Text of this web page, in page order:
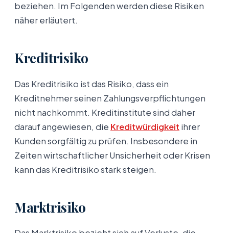
beziehen. Im Folgenden werden diese Risiken
näher erläutert.
Kreditrisiko
Das Kreditrisiko ist das Risiko, dass ein
Kreditnehmer seinen Zahlungsverpflichtungen
nicht nachkommt. Kreditinstitute sind daher
darauf angewiesen, die Kreditwürdigkeit ihrer
Kunden sorgfältig zu prüfen. Insbesondere in
Zeiten wirtschaftlicher Unsicherheit oder Krisen
kann das Kreditrisiko stark steigen.
Marktrisiko